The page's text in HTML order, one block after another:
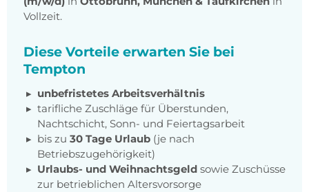
Vollzeit.
Diese Vorteile erwarten Sie bei
Tempton
unbefristetes Arbeitsverhältnis
tarifliche Zuschläge für Überstunden,
Nachtschicht, Sonn- und Feiertagsarbeit
bis zu 30 Tage Urlaub (je nach
Betriebszugehörigkeit)
Urlaubs- und Weihnachtsgeld sowie Zuschüsse
zur betrieblichen Altersvorsorge